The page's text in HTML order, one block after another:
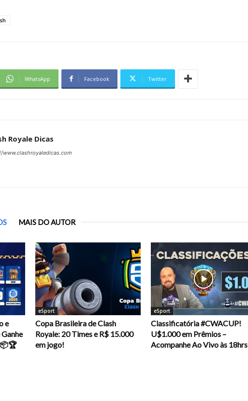
WhatsApp Facebook Twitter
Royale Dicas
www.clashroyaledicas.com
MAIS DO AUTOR
e
📦🏆
eSport
Copa Brasileira de Clash
Royale: 20 Times e R$ 15.000
em jogo!
eSport
Classificatória #CWACUP!
U$1.000 em Prêmios –
Acompanhe Ao Vivo às 18hrs